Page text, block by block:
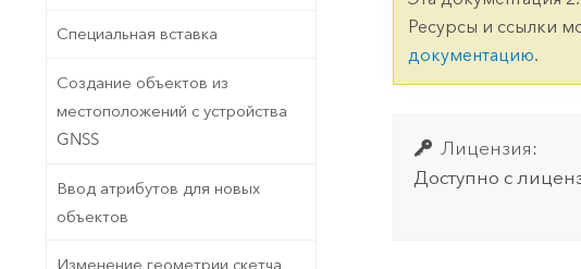
ГИС и картографии
Технология Developer
Создание картографических
Специальная вставка
Создание объектов из
местоположений с устройства
GNSS
Ввод атрибутов для новых
объектов
Изменение геометрии скетча
Ресурсы и ссылки
документацию.
Лицензия:
Доступно с